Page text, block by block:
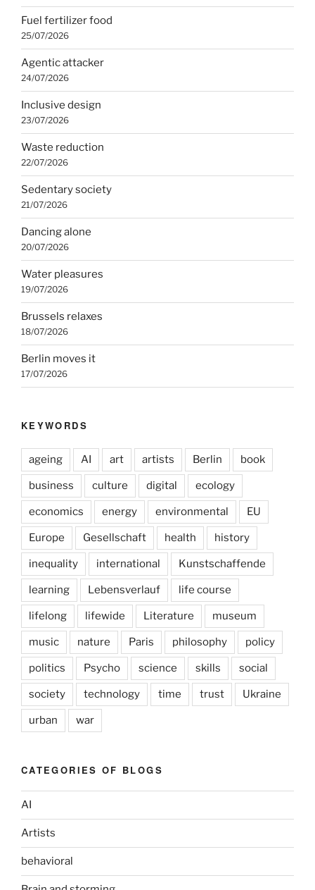
Fuel fertilizer food
25/07/2026
Agentic attacker
24/07/2026
Inclusive design
23/07/2026
Waste reduction
22/07/2026
Sedentary society
21/07/2026
Dancing alone
20/07/2026
Water pleasures
19/07/2026
Brussels relaxes
18/07/2026
Berlin moves it
17/07/2026
KEYWORDS
ageing AI art artists Berlin book
business culture digital ecology
economics energy environmental EU
Europe Gesellschaft health history
inequality international Kunstschaffende
learning Lebensverlauf life course
lifelong lifewide Literature museum
music nature Paris philosophy policy
politics Psycho science skills social
society technology time trust Ukraine
urban war
CATEGORIES OF BLOGS
AI
Artists
behavioral